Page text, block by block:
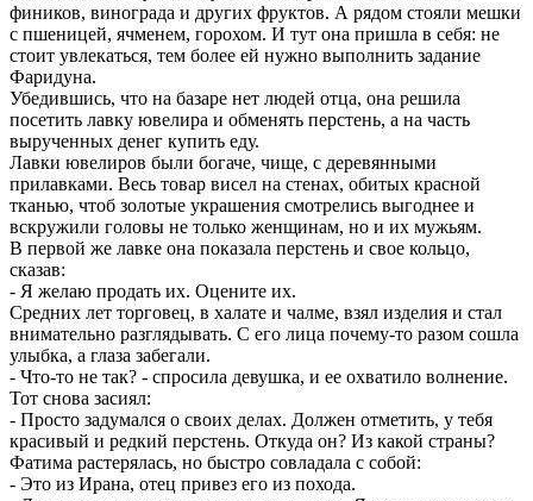
фиников, винограда и других фруктов. А рядом стояли мешки
с пшеницей, ячменем, горохом. И тут она пришла в себя: не
стоит увлекаться, тем более ей нужно выполнить задание
Фаридуна.
Убедившись, что на базаре нет людей отца, она решила
посетить лавку ювелира и обменять перстень, а на часть
вырученных денег купить еду.
Лавки ювелиров были богаче, чище, с деревянными
прилавками. Весь товар висел на стенах, обитых красной
тканью, чтоб золотые украшения смотрелись выгоднее и
вскружили головы не только женщинам, но и их мужьям.
В первой же лавке она показала перстень и свое кольцо,
сказав:
- Я желаю продать их. Оцените их.
Средних лет торговец, в халате и чалме, взял изделия и стал
внимательно разглядывать. С его лица почему-то разом сошла
улыбка, а глаза забегали.
- Что-то не так? - спросила девушка, и ее охватило волнение.
Тот снова засиял:
- Просто задумался о своих делах. Должен отметить, у тебя
красивый и редкий перстень. Откуда он? Из какой страны?
Фатима растерялась, но быстро совладала с собой:
- Это из Ирана, отец привез его из похода.